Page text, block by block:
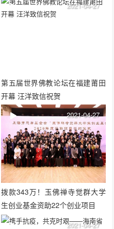
第五届世界佛教论坛在福建莆田
开幕 汪洋致信祝贺
2021-04-27
拨款343万！玉佛禅寺觉群大学
生创业基金资助22个创业项目
2021-04-27
2021-04-27